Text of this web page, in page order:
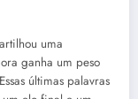
uma
ganha um peso
últimas palavras